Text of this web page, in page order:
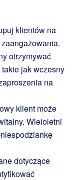
klientów na
otrzymywać
jak wczesny
na
klient może
Wieloletni
dotyczące